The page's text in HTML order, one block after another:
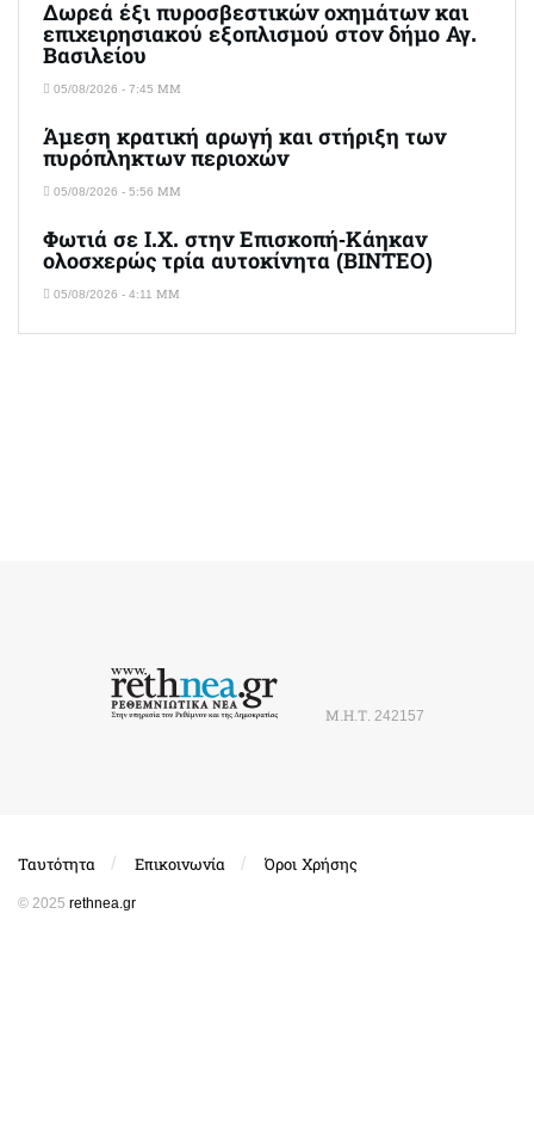
Δωρεά έξι πυροσβεστικών οχημάτων και
επιχειρησιακού εξοπλισμού στον δήμο Αγ.
Βασιλείου
05/08/2026 - 7:45 ΜΜ
Άμεση κρατική αρωγή και στήριξη των
πυρόπληκτων περιοχών
05/08/2026 - 5:56 ΜΜ
Φωτιά σε Ι.Χ. στην Επισκοπή-Κάηκαν
ολοσχερώς τρία αυτοκίνητα (ΒΙΝΤΕΟ)
05/08/2026 - 4:11 ΜΜ
Μ.Η.Τ. 242157
Ταυτότητα Επικοινωνία Όροι Χρήσης
© 2025 rethnea.gr